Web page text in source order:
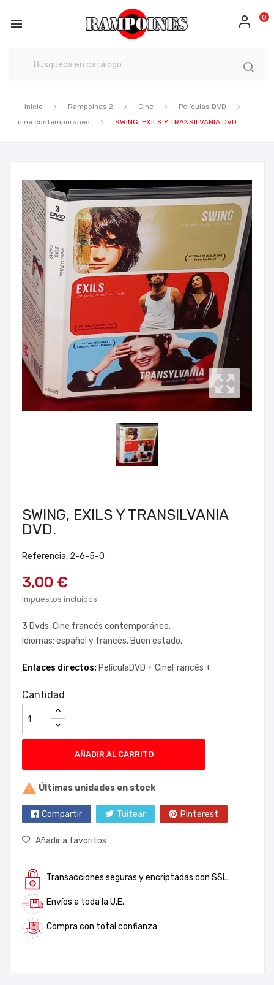
 0
Inicio Rampoines 2 Cine
Películas DVD
cine contemporáneo
SWING, EXILS Y TRANSILVANIA DVD.
SWING, EXILS Y TRANSILVANIA
DVD.
Referencia: 2-6-5-0
3,00 €
Impuestos incluidos
3 Dvds. Cine francés contemporáneo.
Idiomas: español y francés. Buen estado.
Enlaces directos: PelículaDVD +CineFrancés +
Cantidad
AÑADIR AL CARRITO
 Últimas unidades en stock
Compartir Tuitear Pinterest
Añadir a favoritos
Transacciones seguras y encriptadas con SSL.
Envíos a toda la U.E.
Compra con total confianza